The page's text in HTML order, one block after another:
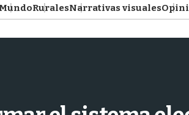
MundoRuralesNarrativas visuales